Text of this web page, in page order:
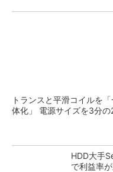
トランスと平滑コイルを
体化」 電源サイズを3分の
HDD大手
で利益率